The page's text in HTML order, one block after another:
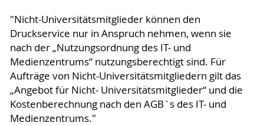
"Nicht-Universitätsmitglieder können den
Druckservice nur in Anspruch nehmen, wenn sie
nach der „Nutzungsordnung des IT- und
Medienzentrums“ nutzungsberechtigt sind. Für
Aufträge von Nicht-Universitätsmitgliedern gilt das
„Angebot für Nicht- Universitätsmitglieder“ und die
Kostenberechnung nach den AGB`s des IT- und
Medienzentrums."